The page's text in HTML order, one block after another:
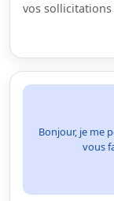
vos
Bonjour, je me
vous